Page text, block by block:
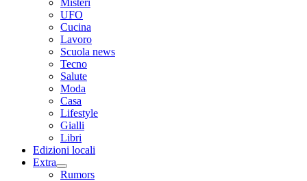
Misteri
UFO
Cucina
Lavoro
Scuola news
Tecno
Salute
Moda
Casa
Lifestyle
Gialli
Libri
Edizioni locali
Extra
Rumors